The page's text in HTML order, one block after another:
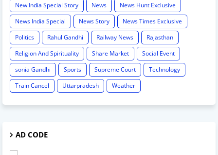
New India Special Story
News
News Hunt Exclusive
News India Special
News Story
News Times Exclusive
Politics
Rahul Gandhi Railway News
Rajasthan
Religion And Spirituality
Share Market
Social Event
sonia Gandhi
Sports Supreme Court
Technology
Train Cancel
Uttarpradesh Weather
AD CODE